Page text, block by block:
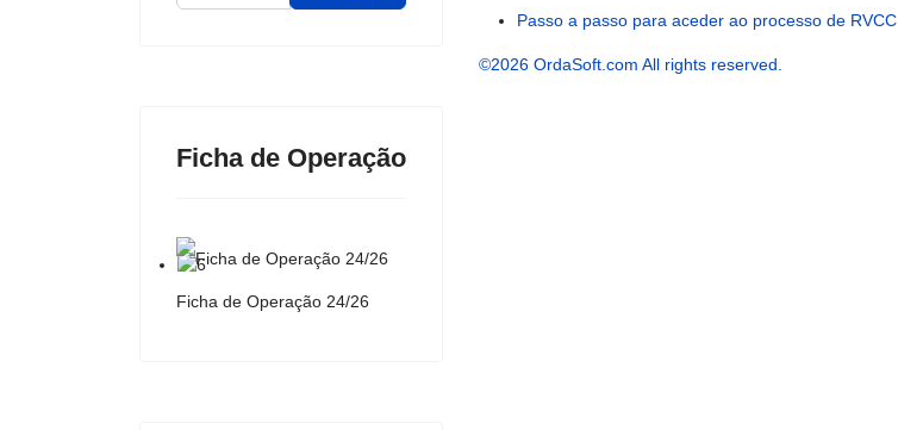
Ficha de Operação
Ficha de Operação 24/26
Passo a passo para aceder ao processo de RVCC
©2026 OrdaSoft.com All rights reserved.